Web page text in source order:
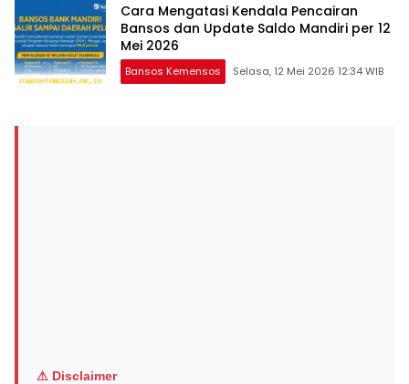
Cara Mengatasi Kendala Pencairan
Bansos dan Update Saldo Mandiri per 12
Mei 2026
Bansos Kemensos Selasa, 12 Mei 2026 12:34 WIB
⚠ Disclaimer